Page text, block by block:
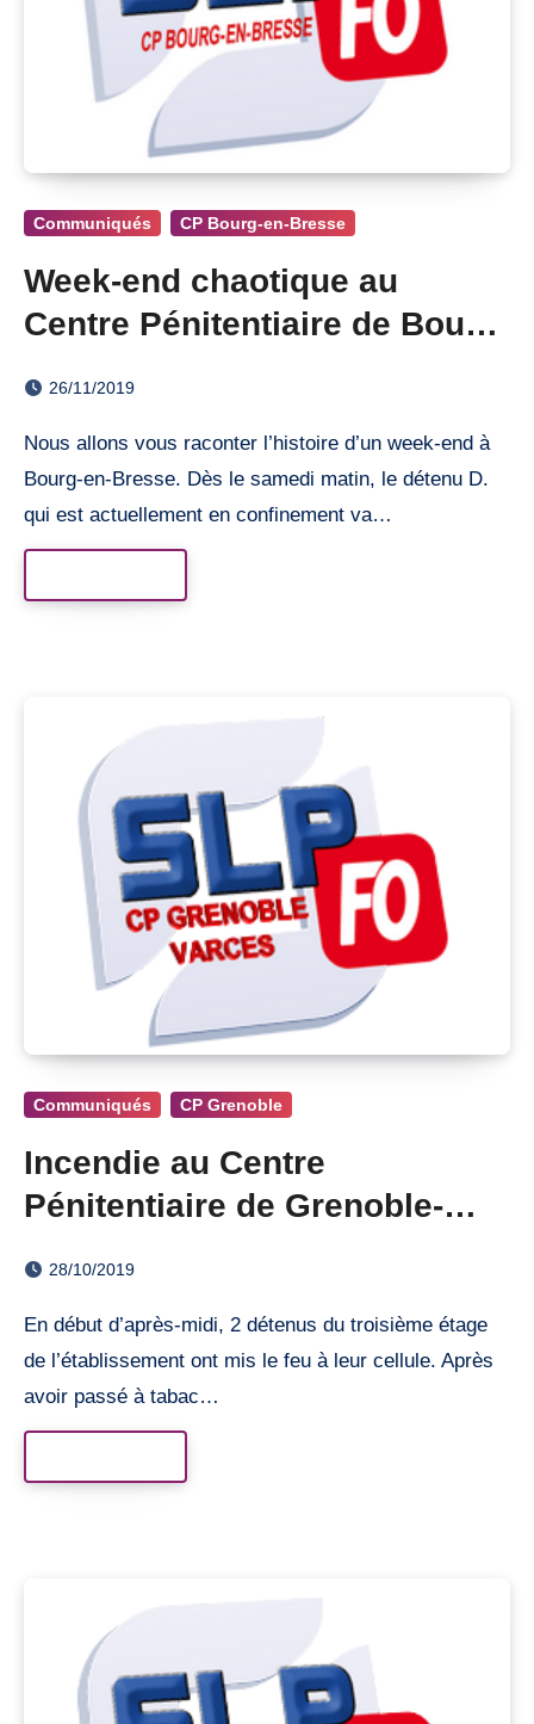
Communiqués CP Bourg-en-Bresse
Week-end chaotique au
Centre Pénitentiaire de Bourg-
26/11/2019
Nous allons vous raconter l’histoire d’un week-end à
Bourg-en-Bresse. Dès le samedi matin, le détenu D.
qui est actuellement en confinement va…
Communiqués CP Grenoble
Incendie au Centre
Pénitentiaire de Grenoble-
28/10/2019
En début d’après-midi, 2 détenus du troisième étage
de l’établissement ont mis le feu à leur cellule. Après
avoir passé à tabac…